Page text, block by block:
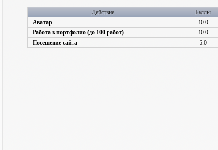
Действие
Баллы
Аватар
10.0
Работа в портфолио (до 100 работ)
10.0
Посещение сайта
6.0